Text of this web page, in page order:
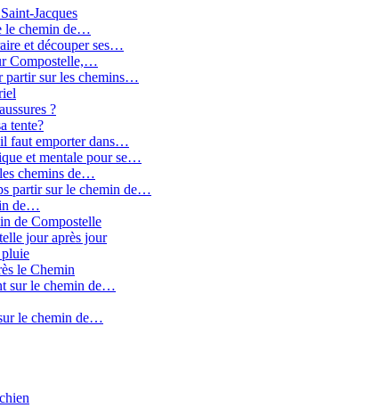
Jacques
le chemin de…
et découper ses…
Compostelle,…
partir sur les chemins…
?
tente?
faut emporter dans…
et mentale pour se…
chemins de…
partir sur le chemin de…
de…
de Compostelle
jour après jour
pluie
le Chemin
sur le chemin de…
le chemin de…